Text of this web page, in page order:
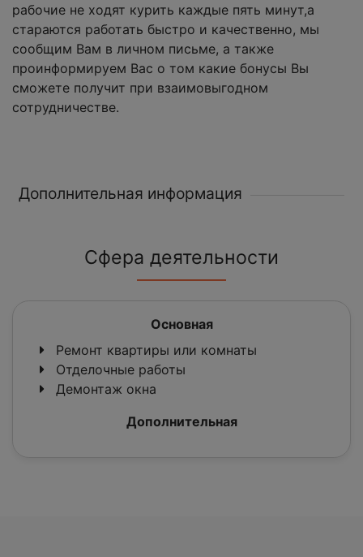
рабочие не ходят курить каждые пять минут,а
стараются работать быстро и качественно, мы
сообщим Вам в личном письме, а также
проинформируем Вас о том какие бонусы Вы
сможете получит при взаимовыгодном
сотрудничестве.
Дополнительная информация
Сфера деятельности
Основная
Ремонт квартиры или комнаты
Отделочные работы
Демонтаж окна
Дополнительная